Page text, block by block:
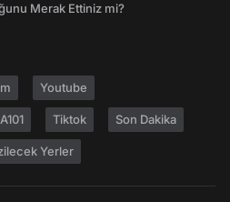
Merak Ettiniz mi?
Youtube
A101 Tiktok Son Dakika
Yerler